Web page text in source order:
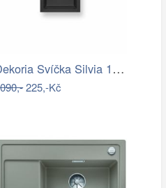
Dekoria Svíčka Silvia 10cm light grey,…
225,-Kč